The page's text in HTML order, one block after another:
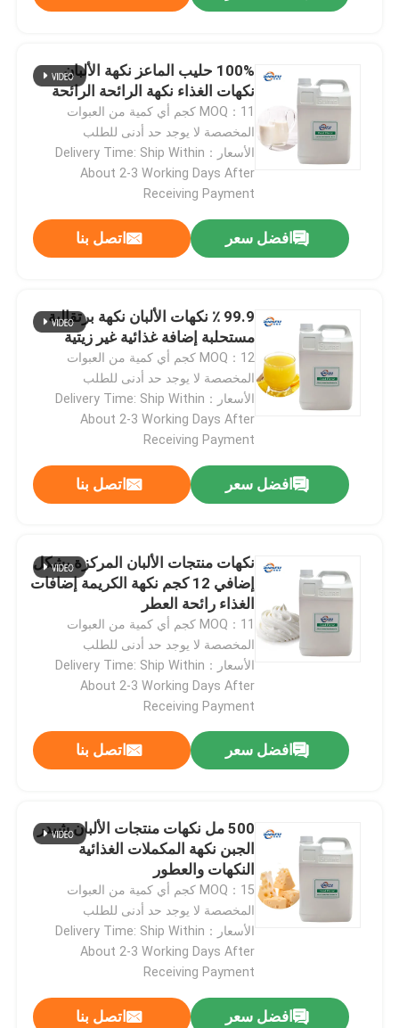
مسحوق مجفف بالتجميد
الزيت العضوي
منتج الرعاية الصحية
100% حليب الماعز نكهة الألبان
نكهات الغذاء نكهة الرائحة الرائحة
MOQ：11 كجم أي كمية من العبوات
المخصصة لا يوجد حد أدنى للطلب
الأسعار：Delivery Time: Ship Within
About 2-3 Working Days After
Receiving Payment
افضل سعر اتصل بنا
99.9 ٪ نكهات الألبان نكهة برتقالية
مستحلبة إضافة غذائية غير زيتية
MOQ：12 كجم أي كمية من العبوات
المخصصة لا يوجد حد أدنى للطلب
الأسعار：Delivery Time: Ship Within
About 2-3 Working Days After
Receiving Payment
افضل سعر اتصل بنا
نكهات منتجات الألبان المركزة بشكل
إضافي 12 كجم نكهة الكريمة إضافات
الغذاء رائحة العطر
MOQ：11 كجم أي كمية من العبوات
المخصصة لا يوجد حد أدنى للطلب
الأسعار：Delivery Time: Ship Within
About 2-3 Working Days After
Receiving Payment
افضل سعر اتصل بنا
500 مل نكهات منتجات الألبان شيدر
الجبن نكهة المكملات الغذائية
النكهات والعطور
MOQ：15 كجم أي كمية من العبوات
المخصصة لا يوجد حد أدنى للطلب
الأسعار：Delivery Time: Ship Within
About 2-3 Working Days After
Receiving Payment
افضل سعر اتصل بنا